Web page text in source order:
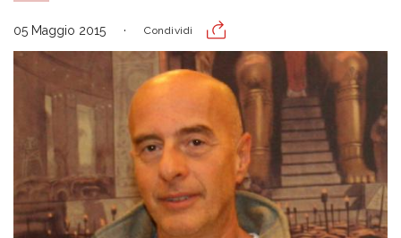
05 Maggio 2015 Condividi